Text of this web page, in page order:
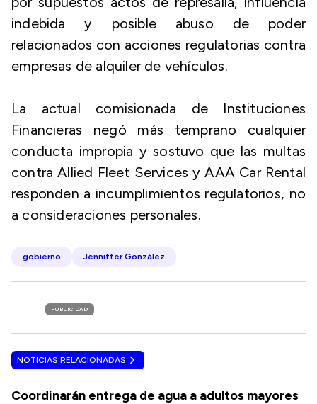
indebida y posible abuso de poder
relacionados con acciones regulatorias contra
empresas de alquiler de vehículos.
La actual comisionada de Instituciones
Financieras negó más temprano cualquier
conducta impropia y sostuvo que las multas
contra Allied Fleet Services y AAA Car Rental
responden a incumplimientos regulatorios, no
a consideraciones personales.
gobierno Jenniffer González
PUBLICIDAD
NOTICIAS RELACIONADAS
Coordinarán entrega de agua a adultos mayores